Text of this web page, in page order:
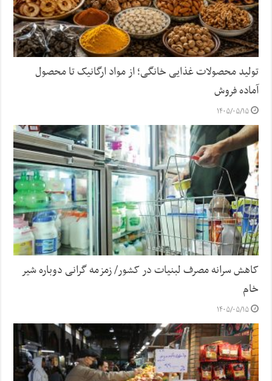
تولید محصولات غذایی خانگی؛ از مواد ارگانیک تا محصول
آماده فروش
۱۴۰۵/۰۵/۱۵
کاهش سرانه مصرف لبنیات در کشور/ زمزمه گرانی دوباره شیر
خام
۱۴۰۵/۰۵/۱۵